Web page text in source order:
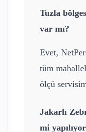
Tuzla
var mı?
Evet,
tüm
ölçü
Jakarlı
mi